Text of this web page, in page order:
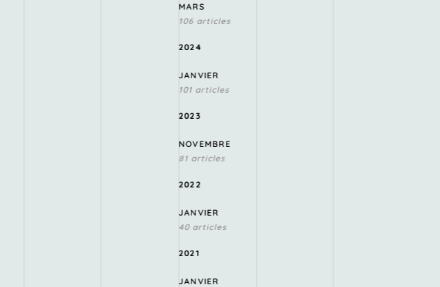
MARS
106 articles
2024
JANVIER
101 articles
2023
NOVEMBRE
81 articles
2022
JANVIER
40 articles
2021
JANVIER